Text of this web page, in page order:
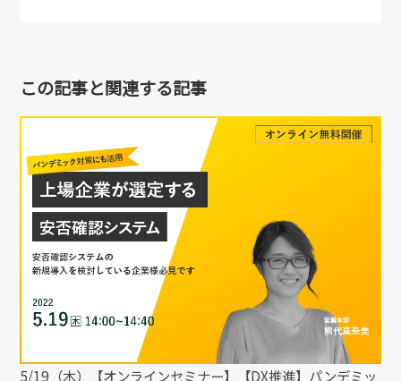
この記事と関連する記事
5/19（木）【オンラインセミナー】【DX推進】パンデミッ